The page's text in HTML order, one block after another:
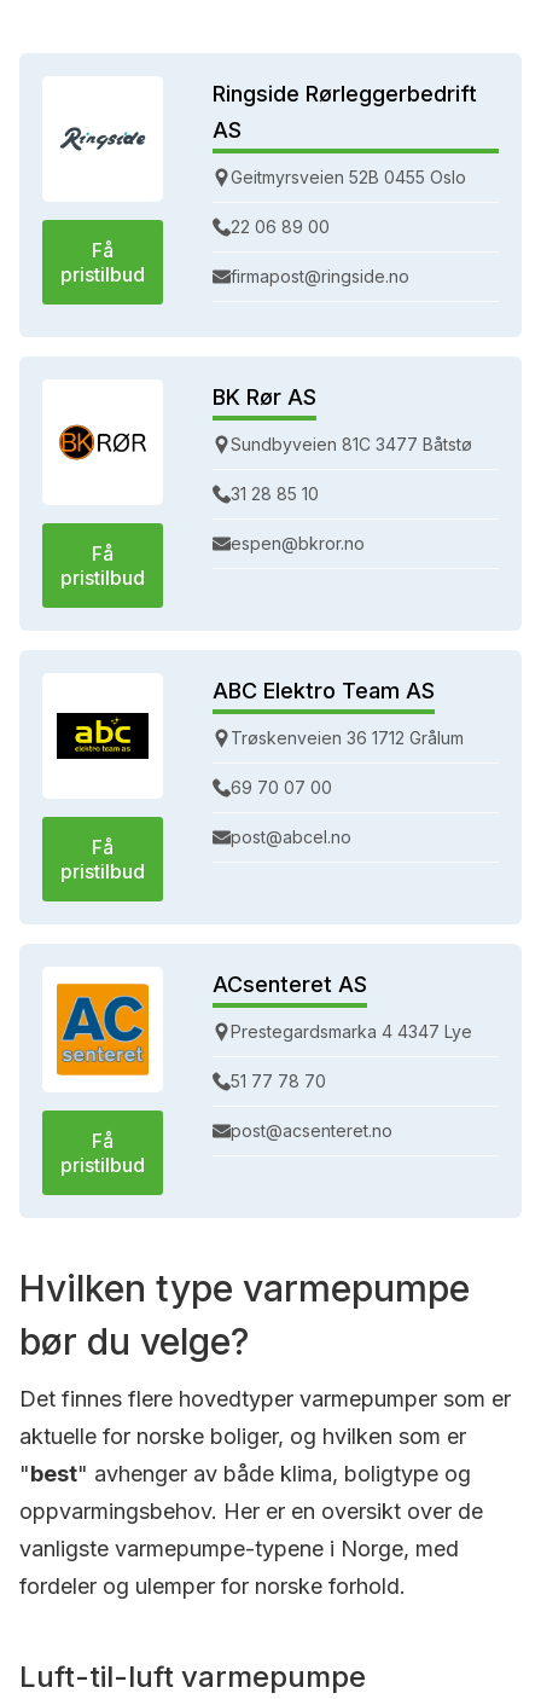
Få
pristilbud
Ringside Rørleggerbedrift
AS
Geitmyrsveien 52B 0455 Oslo
22 06 89 00
firmapost@ringside.no
Få
pristilbud
BK Rør AS
Sundbyveien 81C 3477 Båtstø
31 28 85 10
espen@bkror.no
Få
pristilbud
ABC Elektro Team AS
Trøskenveien 36 1712 Grålum
69 70 07 00
post@abcel.no
Få
pristilbud
ACsenteret AS
Prestegardsmarka 4 4347 Lye
51 77 78 70
post@acsenteret.no
Hvilken type varmepumpe
bør du velge?
Det finnes flere hovedtyper varmepumper som er
aktuelle for norske boliger, og hvilken som er
"best" avhenger av både klima, boligtype og
oppvarmingsbehov. Her er en oversikt over de
vanligste varmepumpe-typene i Norge, med
fordeler og ulemper for norske forhold.
Luft-til-luft varmepumpe